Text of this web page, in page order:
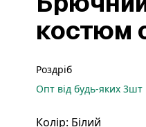
костюм
Роздріб
Опт від будь-яких 3шт
Колір: Білий